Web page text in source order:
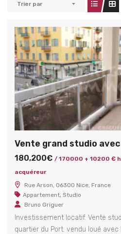
Trier par
180,200€ / 170000 + 10200 €
acquéreur
Rue Arson, 06300 Nice, France
Appartement Studio
Bruno Griguer
Investissement locatif. Vente
quartier du Port. vendu loué avec